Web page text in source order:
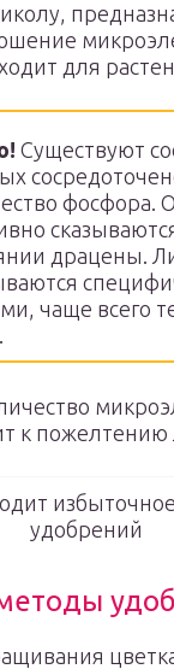
для
Существуют
фосфора.
драцены.
чаще всего
к пожелтению
удобрений